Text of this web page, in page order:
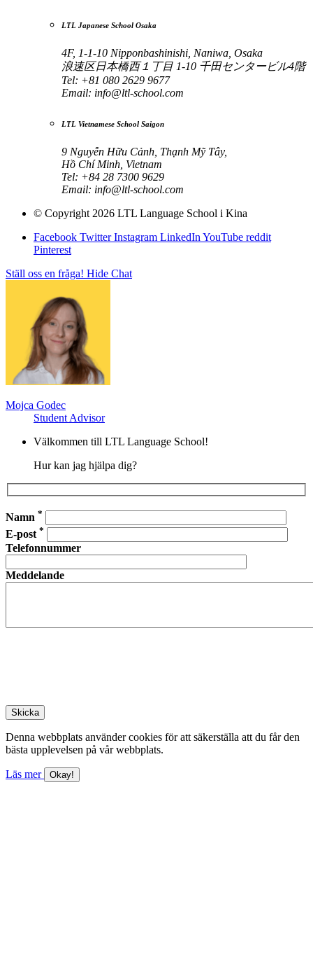
LTL Japanese School Osaka
4F, 1-1-10 Nipponbashinishi, Naniwa, Osaka
浪速区日本橋西１丁目 1-10 千田センタービル4階
Tel: +81 080 2629 9677
Email: info@ltl-school.com
LTL Vietnamese School Saigon
9 Nguyễn Hữu Cảnh, Thạnh Mỹ Tây,
Hồ Chí Minh, Vietnam
Tel: +84 28 7300 9629
Email: info@ltl-school.com
© Copyright 2026 LTL Language School i Kina
Facebook TwitterInstagram LinkedIn YouTube reddit
Pinterest
Ställ oss en fråga! Hide Chat
Mojca Godec
Student Advisor
Välkommen till LTL Language School!
Hur kan jag hjälpa dig?
Namn *
E-post *
Telefonnummer
Meddelande
Denna webbplats använder cookies för att säkerställa att du får den
bästa upplevelsen på vår webbplats.
Läs mer Okay!